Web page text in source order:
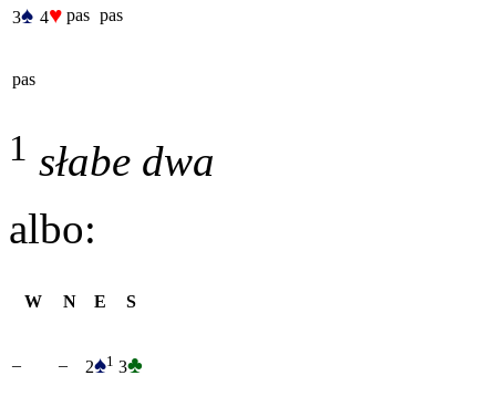
3♠ 4♥ pas pas
pas
1 słabe dwa
albo:
W N E S
– – 2♠1 3♣